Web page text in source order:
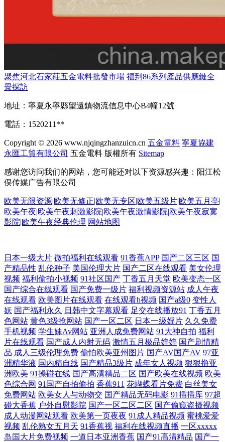
聚焦河北石家莊五金電料批發市場 福到86系列產品供應鏈全
景探訪
地址：寧夏永寧縣望遠鎮物流信息中心B4幢12號
電話：1520211**
Copyright © 2026 www.njqingzhanzuicn.cn 五金電料 寧夏協建
永匯工貿有限公司 五金電料 版權所有 Sitemap
感谢您访问我们的网站，您可能还对以下资源感兴趣：阳江松
俣传媒广告有限公司
欧美无限资源|欧美无修正|欧美无专区|欧美五级片|欧美五月亭|
欧美午夜|欧美午夜刺激影院|欧美午夜激情影院|欧美午夜寂寞
影院|欧美午夜经典伦理 网站地图
91视频黑丝 操丝袜美腿人妻 白丝学姐操逼 岛国A片 久久只这里有精品 欧
美深夜男人天堂 日本影院 日韩精品免费观看 亚洲女性黄页网站 91永久免
费视频 超碰在线人人看 韩国美女屄视频 青青国产视频 少妇伦精 亚州色区
午夜福利剧场 91福利色区 91看双飞片 久久深夜影院 网站91视频 午夜色口
导航 91传媒视频Tv 超碰日本成人 福利AVAV 韩国瑟瑟涩涩 老司机激情影
院 天天操比 色呦呦官网 中文字幕11页 都市激激情 欧美大片视频18 日韩
无码图片网站 婷婷亚洲情色 探花对白清晰 日韩无码资源站 伊人影院国产
日本一级大片 微拍福利在线观看 91香蕉APP 国产二区三区 国
产精品性 乱伦种子 美国伦理大片 国产二区在线观看 美女伦理
视频 福利偷拍小视频 91社区国产 丁香五月天堂 欧美变态一区
国产综合在线观看 国产免费一级片 福利视频资源站 成人午夜
在线观看 欧美图片在线观看 在线观看h视频 国产a级0 变性人
妖 国产福利永久 日韩中文字幕观看 足交在线播放91 丁香五月
色网站 黄色3级抢网站 国产一区二区 日本一级婬片 久久免费
手机视频 学生妹Av网站 亚洲人成免费网站 91大神自拍 福利
片在线观看 国产成人内射无码 激情五月极品婷婷 国产剧情精
品 成人三级伦理免费 偷怕欧美亚州图片 国产AV国产AV 97亚
洲精华液 国内精自线 国产精品3级片 成年女人视频 狠狠撸亚
洲欧美 91操碰在线 国产高清精品二区 国产欧美在线视频 欧美
色综合网 91国产自拍偷拍 香蕉911 花蝴蝶看片免费 白丝美女
免费网站 欧美女人与动物交 国产精品无码电影 91插插库 97超
碰大香蕉 户外自慰影院 国产一区二区二区 国产偷窥盗摄视频
成人动漫网站观看 欧美第一页夜夜 91成人精品视频 蜜桃爱爱
视频 乱伦熟女五月天 91香蕉视 福利在线视频直播 一区xxxxx
岛国大片免费视频 一道日本亚洲香蕉 国产91高清精品 国产一